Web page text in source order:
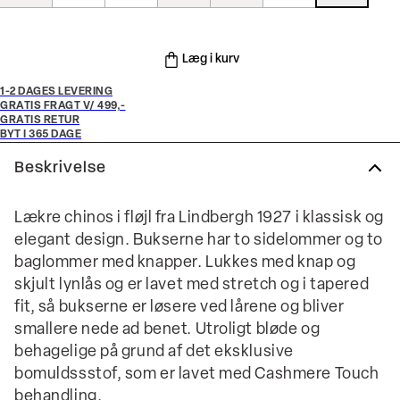
Læg i kurv
1-2 DAGES LEVERING
GRATIS FRAGT V/ 499,-
GRATIS RETUR
BYT I 365 DAGE
Beskrivelse
Lækre chinos i fløjl fra Lindbergh 1927 i klassisk og
elegant design. Bukserne har to sidelommer og to
baglommer med knapper. Lukkes med knap og
skjult lynlås og er lavet med stretch og i tapered
fit, så bukserne er løsere ved lårene og bliver
smallere nede ad benet. Utroligt bløde og
behagelige på grund af det eksklusive
bomuldssstof, som er lavet med Cashmere Touch